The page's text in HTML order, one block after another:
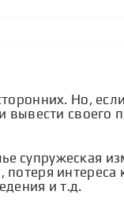
Но,
вывести своего
супружеская
и т.д.